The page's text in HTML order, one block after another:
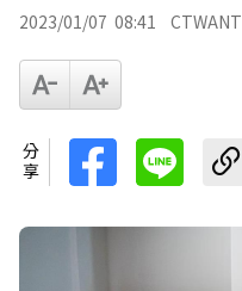
2023/01/07 08:41 CTWANT
分享